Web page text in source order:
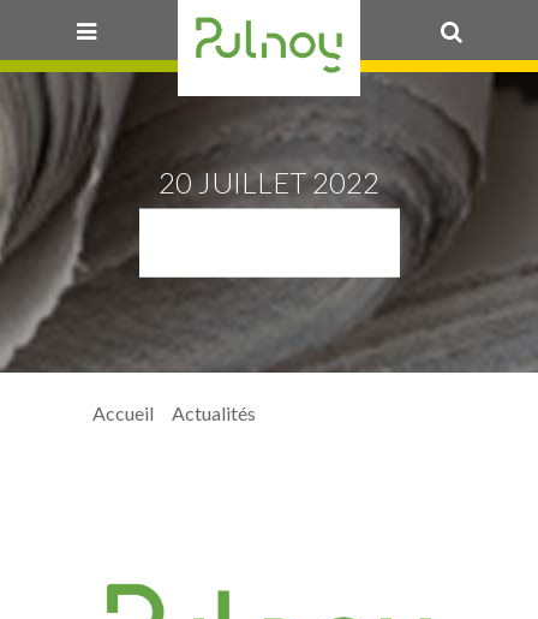
20 JUILLET 2022
Accueil >Actualités